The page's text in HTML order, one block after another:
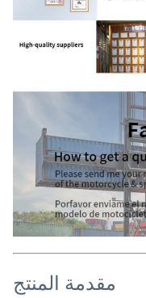
مقدمة المنتج